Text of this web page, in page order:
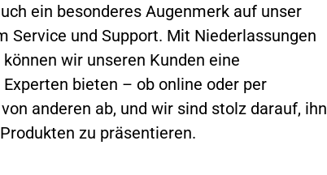
ein besonderes Augenmerk auf unser
Service und Support. Mit Niederlassungen
wir unseren Kunden eine
bieten – ob online oder per
anderen ab, und wir sind stolz darauf, ihn
zu präsentieren.